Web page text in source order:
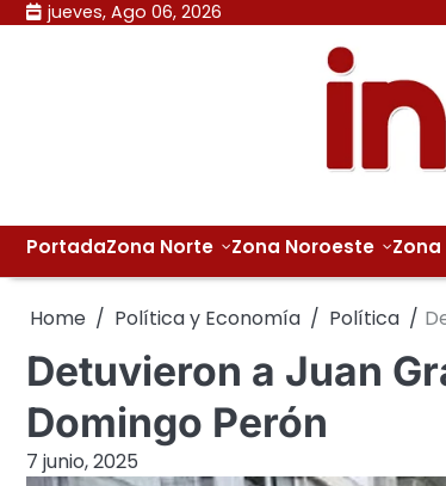
Skip jueves, Ago 06, 2026
PortadaZona Norte Zona Noroeste
Home Política y Economía Política
Detuvieron a Juan
Domingo Perón
7 junio, 2025